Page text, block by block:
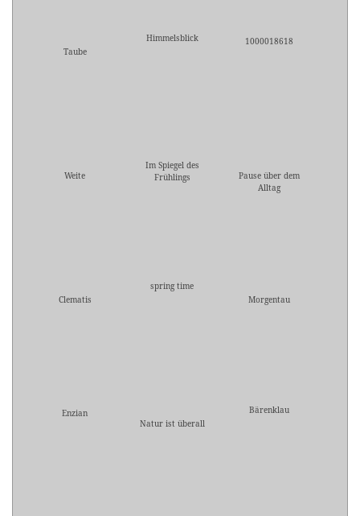
Taube
Himmelsblick 1000018618
Weite
Im Spiegel des
Frühlings
Pause über dem
Alltag
Clematis
spring time
Morgentau
Enzian
Natur ist überall
Bärenklau